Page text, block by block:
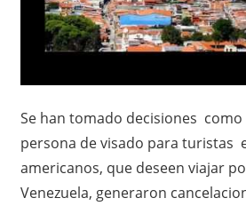
Se han tomado decisiones
persona de visado para turistas
americanos, que deseen viajar
Venezuela, generaron